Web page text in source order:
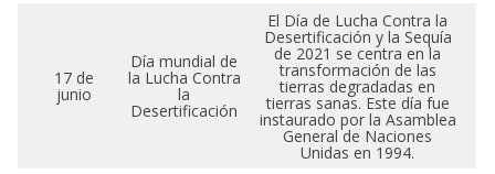
17 de
junio
Día mundial de
la Lucha Contra
la
Desertificación
El Día de Lucha Contra la
Desertificación y la Sequía
de 2021 se centra en la
transformación de las
tierras degradadas en
tierras sanas. Este día fue
instaurado por la Asamblea
General de Naciones
Unidas en 1994.